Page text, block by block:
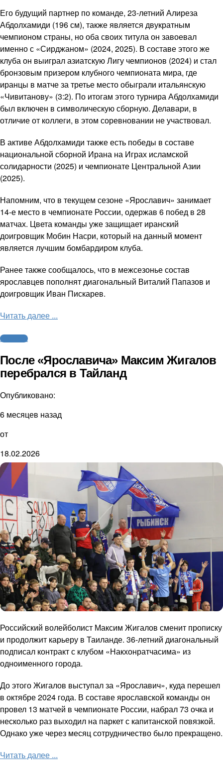
Его будущий партнер по команде, 23-летний Алиреза
Абдолхамиди (196 см), также является двукратным
чемпионом страны, но оба своих титула он завоевал
именно с «Сирджаном» (2024, 2025). В составе этого же
клуба он выиграл азиатскую Лигу чемпионов (2024) и стал
бронзовым призером клубного чемпионата мира, где
иранцы в матче за третье место обыграли итальянскую
«Чивитанову» (3:2). По итогам этого турнира Абдолхамиди
был включен в символическую сборную. Делавари, в
отличие от коллеги, в этом соревновании не участвовал.
В активе Абдолхамиди также есть победы в составе
национальной сборной Ирана на Играх исламской
солидарности (2025) и чемпионате Центральной Азии
(2025).
Напомним, что в текущем сезоне «Ярославич» занимает
14-е место в чемпионате России, одержав 6 побед в 28
матчах. Цвета команды уже защищает иранский
доигровщик Мобин Насри, который на данный момент
является лучшим бомбардиром клуба.
Ранее также сообщалось, что в межсезонье состав
ярославцев пополнят диагональный Виталий Папазов и
доигровщик Иван Пискарев.
Читать далее ...
Волейбол
После «Ярославича» Максим Жигалов
перебрался в Тайланд
Опубликовано:
6 месяцев назад
от
18.02.2026
Российский волейболист Максим Жигалов сменит прописку
и продолжит карьеру в Таиланде. 36-летний диагональный
подписал контракт с клубом «Накхонратчасима» из
одноименного города.
До этого Жигалов выступал за «Ярославич», куда перешел
в октябре 2024 года. В составе ярославской команды он
провел 13 матчей в чемпионате России, набрал 73 очка и
несколько раз выходил на паркет с капитанской повязкой.
Однако уже через месяц сотрудничество было прекращено.
Читать далее ...